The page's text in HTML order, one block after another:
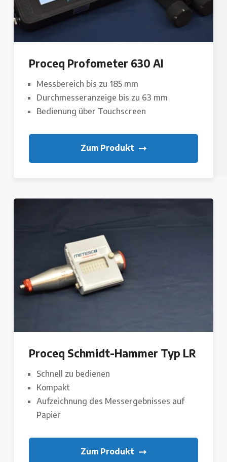
Proceq Profometer 630 AI
Messbereich bis zu 185 mm
Durchmesseranzeige bis zu 63 mm
Bedienung über Touchscreen
Zum Produkt
Proceq Schmidt-Hammer Typ LR
Schnell zu bedienen
Kompakt
Aufzeichnung des Messergebnisses auf
Papier
Zum Produkt